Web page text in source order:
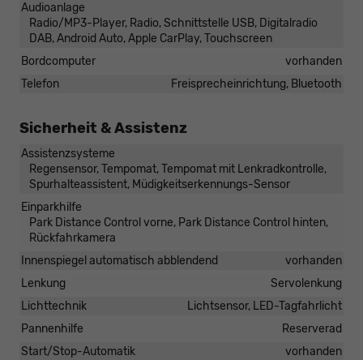
Audioanlage
Radio/MP3-Player, Radio, Schnittstelle USB, Digitalradio
DAB, Android Auto, Apple CarPlay, Touchscreen
Bordcomputer
vorhanden
Telefon
Freisprecheinrichtung, Bluetooth
Sicherheit & Assistenz
Assistenzsysteme
Regensensor, Tempomat, Tempomat mit Lenkradkontrolle,
Spurhalteassistent, Müdigkeitserkennungs-Sensor
Einparkhilfe
Park Distance Control vorne, Park Distance Control hinten,
Rückfahrkamera
Innenspiegel automatisch abblendend
vorhanden
Lenkung
Servolenkung
Lichttechnik
Lichtsensor, LED-Tagfahrlicht
Pannenhilfe
Reserverad
Start/Stop-Automatik
vorhanden